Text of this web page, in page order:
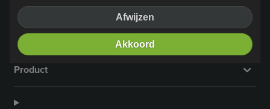
Bedrijf
Product
Afwijzen
Akkoord